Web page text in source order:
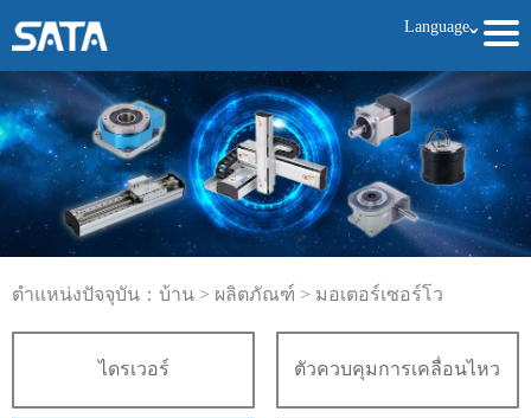
Languageˇ
ตำแหน่งปัจจุบัน： บ้าน > ผลิตภัณฑ์ > มอเตอร์เซอร์โว
ไดรเวอร์ ตัวควบคุมการเคลื่อนไหว